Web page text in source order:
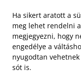
Ha sikert aratott a
meg lehet rendelni
megjegyezni, hogy
engedélye a
nyugodtan
sót is.